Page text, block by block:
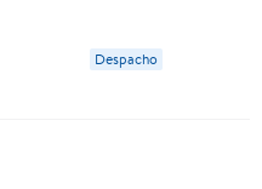
Despacho